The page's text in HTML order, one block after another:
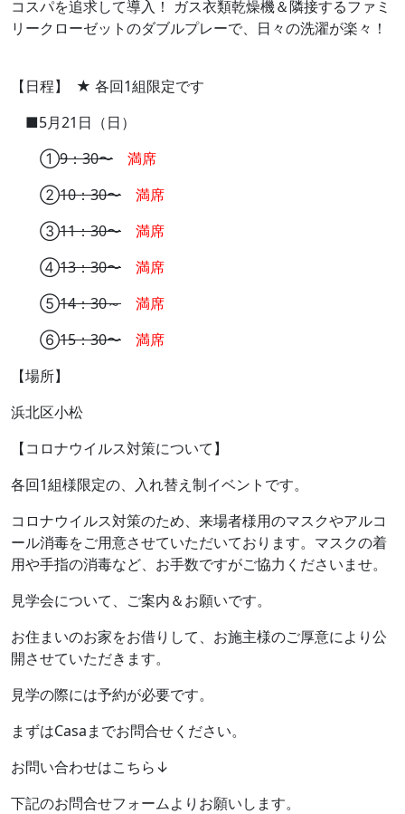
コスパを追求して導入！ ガス衣類乾燥機＆隣接するファミ
リークローゼットのダブルプレーで、日々の洗濯が楽々！
【日程】 ★ 各回1組限定です
■5月21日（日）
①9：30〜
満席
②10：30〜
満席
③11：30〜
満席
④13：30〜
満席
⑤14：30～
満席
⑥15：30〜
満席
【場所】
浜北区小松
【コロナウイルス対策について】
各回1組様限定の、入れ替え制イベントです。
コロナウイルス対策のため、来場者様用のマスクやアルコ
ール消毒をご用意させていただいております。マスクの着
用や手指の消毒など、お手数ですがご協力くださいませ。
見学会について、ご案内＆お願いです。
お住まいのお家をお借りして、お施主様のご厚意により公
開させていただきます。
見学の際には予約が必要です。
まずはCasaまでお問合せください。
お問い合わせはこちら↓
下記のお問合せフォームよりお願いします。